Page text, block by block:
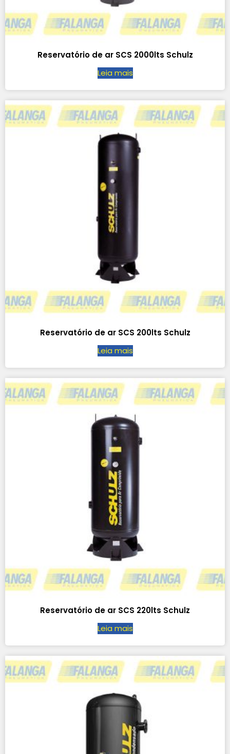
Reservatório de ar SCS 2000lts Schulz
Leia mais
Reservatório de ar SCS 200lts Schulz
Leia mais
Reservatório de ar SCS 220lts Schulz
Leia mais